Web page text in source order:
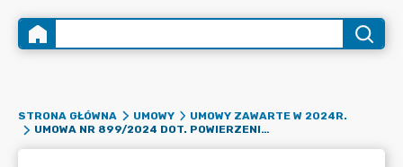
STRONA GŁÓWNA UMOWY
UMOWY ZAWARTE W 2024R.
UMOWA NR 899/2024 DOT. POWIERZENIA PRZEZ GMINĘ PUŁTUSK M. ST. WARSZAWA ORGANIZACJI NAUKI RELIGII KOŚCIOŁA CHRYSTUSOWEGO W RP DLA 3. UCZNIÓW PSP NR 2 Z ODDZIAŁAMI INTEGRACYJNYMI IM. MJR HENRYKA SUCHARSKIEGO, WCHODZĄCEJ W SKŁAD ZESPOŁU SZKÓŁ NR 2 W PUŁTUSKU W OKRESIE 1-31.01.2025R.